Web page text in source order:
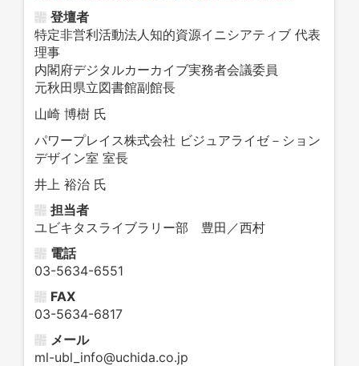
登壇者
特定非営利活動法人知的資源イニシアティブ 代表
理事
内閣府デジタルカーカイブ実務者会議委員
元秋田県立図書館副館長
山崎 博樹 氏
パワープレイス株式会社 ビジュアライゼ－ション
デザイン室 室長
井上 裕治 氏
担当者
ユビキタスライブラリー部 豊田／西村
電話
03-5634-6551
FAX
03-5634-6817
メール
ml-ubl_info@uchida.co.jp